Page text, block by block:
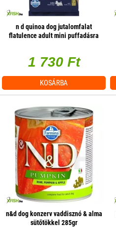
n d quinoa dog jutalomfalat
flatulence adult mini puffadásra
1 730 Ft
KOSÁRBA
n&d dog konzerv vaddisznó & alma
sütőtökkel 285gr